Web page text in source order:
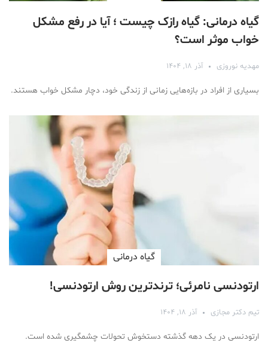
گیاه درمانی: گیاه رازک چیست ؛ آیا در رفع مشکل
خواب موثر است؟
مهدیه نوروزی آذر ۱۸, ۱۴۰۴
بسیاری از افراد در بازه‌هایی زمانی از زندگی خود، دچار مشکل خواب هستند.
گیاه درمانی
ارتودنسی نامرئی؛ ترندترین روش ارتودنسی!
تیم دکتر مجازی آذر ۱۸, ۱۴۰۴
ارتودنسی در یک دهه گذشته دستخوش تحولات چشمگیری شده است.